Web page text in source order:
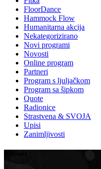
FloorDance
Hammock Flow
Humanitarna akcija
Nekategorizirano
Novi programi
Novosti
Online program
Partneri
Program s ljuljačkom
Program sa šipkom
Quote
Radionice
Strastvena & SVOJA
Upisi
Zanimljivosti